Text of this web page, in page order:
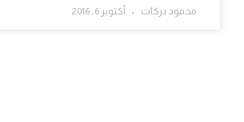
محمود بركات أكتوبر 6, 2016